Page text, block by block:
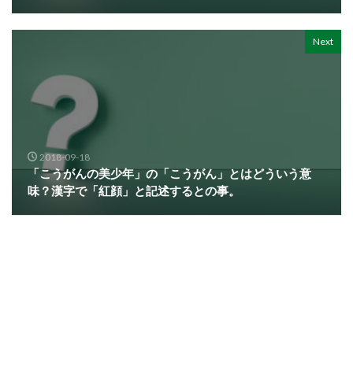
Next
2018-09-18
「こうがんの美少年」の「こうがん」とはどういう意
味？漢字で「紅顔」と記述するとの事。